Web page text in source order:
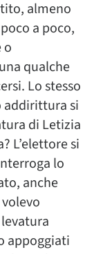
almeno
a poco,
o
qualche
Lo stesso
addirittura si
di Letizia
L’elettore si
lo
anche
appoggiati